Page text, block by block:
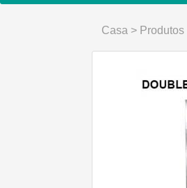
Casa > Produtos